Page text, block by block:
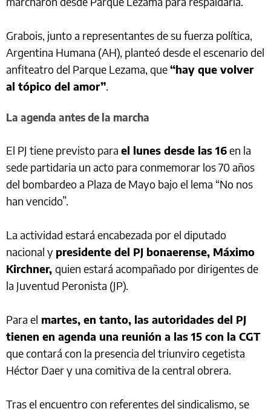
Grabois, junto a representantes de su fuerza política,
Argentina Humana (AH), planteó desde el escenario del
anfiteatro del Parque Lezama, que“hay que volver
al tópico del amor”.
La agenda antes de la marcha
El PJ tiene previsto para el lunes desde las 16en la
sede partidaria un acto para conmemorar los 70 años
del bombardeo a Plaza de Mayo bajo el lema “No nos
han vencido”.
La actividad estará encabezada por el diputado
nacional y presidente del PJ bonaerense, Máximo
Kirchner, quien estará acompañado por dirigentes de
la Juventud Peronista (JP).
Para el martes, en tanto, las autoridades del PJ
tienen en agenda una reunión a las 15 con la CGT
que contará con la presencia del triunviro cegetista
Héctor Daer y una comitiva de la central obrera.
Tras el encuentro con referentes del sindicalismo, se